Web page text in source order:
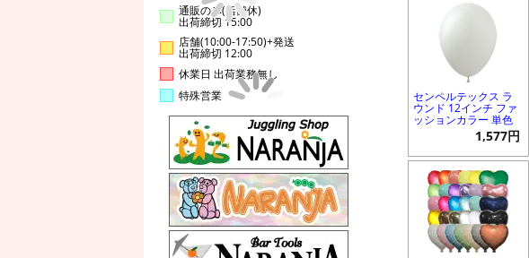
通販のみ(店舗休)
出荷締切 15:00
店舗(10:00-17:50)+発送
出荷締切 12:00
休業日 出荷業務無し
特殊営業
センペルテックス ラ
ウンド 12インチ ファ
ッションカラー 単色
1,577円